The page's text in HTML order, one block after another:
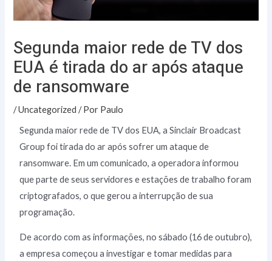
Segunda maior rede de TV dos
EUA é tirada do ar após ataque
de ransomware
/Uncategorized / Por Paulo
Segunda maior rede de TV dos EUA, a Sinclair Broadcast
Group foi tirada do ar após sofrer um ataque de
ransomware. Em um comunicado, a operadora informou
que parte de seus servidores e estações de trabalho foram
criptografados, o que gerou a interrupção de sua
programação.
De acordo com as informações, no sábado (16 de outubro),
a empresa começou a investigar e tomar medidas para